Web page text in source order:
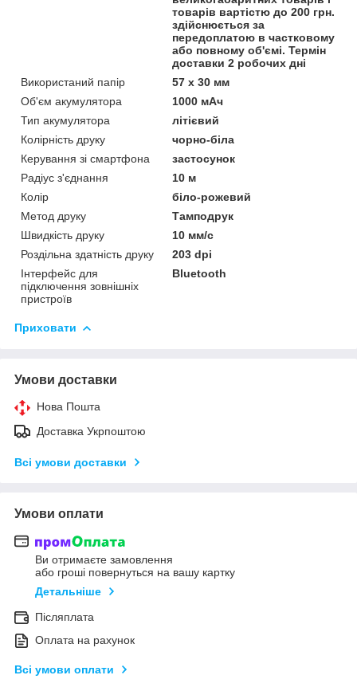
товарів вартістю до 200 грн.
здійснюється за
передоплатою в частковому
або повному об'ємі. Термін
доставки 2 робочих дні
Використаний папір
57 х 30 мм
Об'єм акумулятора
1000 мАч
Тип акумулятора
літієвий
Колірність друку
чорно-біла
Керування зі смартфона
застосунок
Радіус з'єднання
10 м
Колір
біло-рожевий
Метод друку
Тамподрук
Швидкість друку
10 мм/с
Роздільна здатність друку
203 dpi
Інтерфейс для
підключення зовнішніх
пристроїв
Bluetooth
Приховати
Умови доставки
Нова Пошта
Доставка Укрпоштою
Всі умови доставки
Умови оплати
Ви отримаєте замовлення
або гроші повернуться на вашу картку
Детальніше
Післяплата
Оплата на рахунок
Всі умови оплати